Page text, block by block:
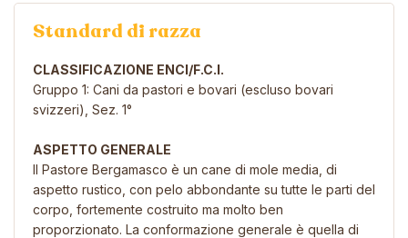
Standard di razza
CLASSIFICAZIONE ENCI/F.C.I.
Gruppo 1: Cani da pastori e bovari (escluso bovari
svizzeri), Sez. 1°
ASPETTO GENERALE
Il Pastore Bergamasco è un cane di mole media, di
aspetto rustico, con pelo abbondante su tutte le parti del
corpo, fortemente costruito ma molto ben
proporzionato. La conformazione generale è quella di